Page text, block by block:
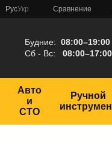
РусУкр Сравнение
Будние: 08:00–19:00
Сб - Вс: 08:00–17:00
Авто
и
СТО
Ручной